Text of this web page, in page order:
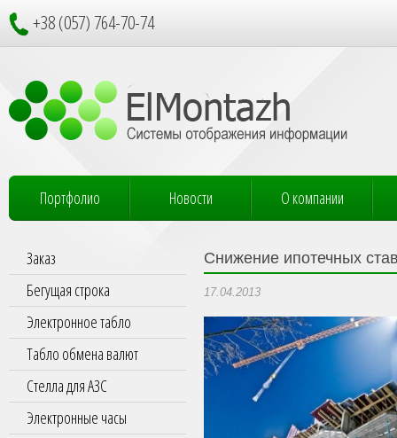
+38 (057) 764-70-74
Портфолио Новости О компании
Заказ
Бегущая строка
Электронное табло
Табло обмена валют
Стелла для АЗС
Электронные часы
Снижение ипотечных
17.04.2013